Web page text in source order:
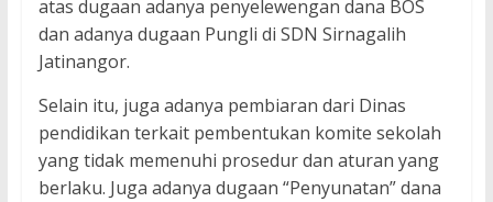
atas dugaan adanya penyelewengan dana BOS
dan adanya dugaan Pungli di SDN Sirnagalih
Jatinangor.
Selain itu, juga adanya pembiaran dari Dinas
pendidikan terkait pembentukan komite sekolah
yang tidak memenuhi prosedur dan aturan yang
berlaku. Juga adanya dugaan “Penyunatan” dana